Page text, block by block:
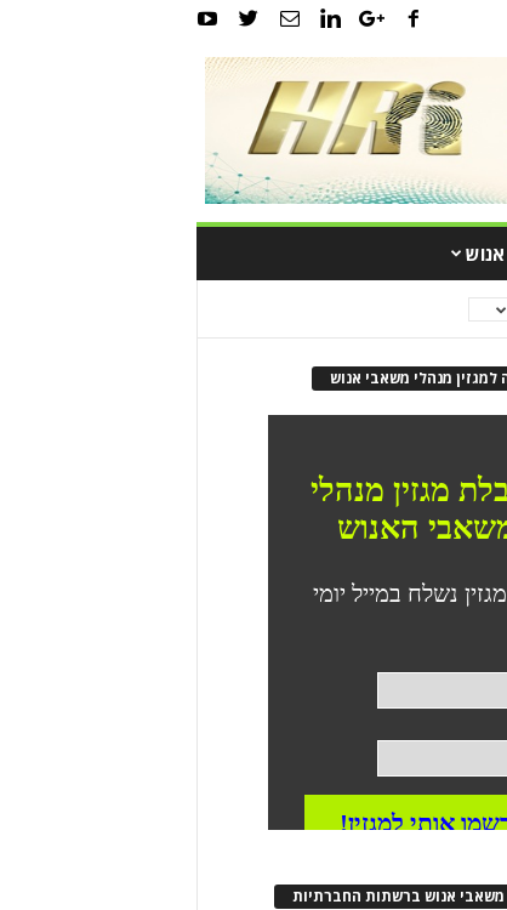
מנהלי משאבי אנוש
משאבי אנוש ברשתות החברתיות